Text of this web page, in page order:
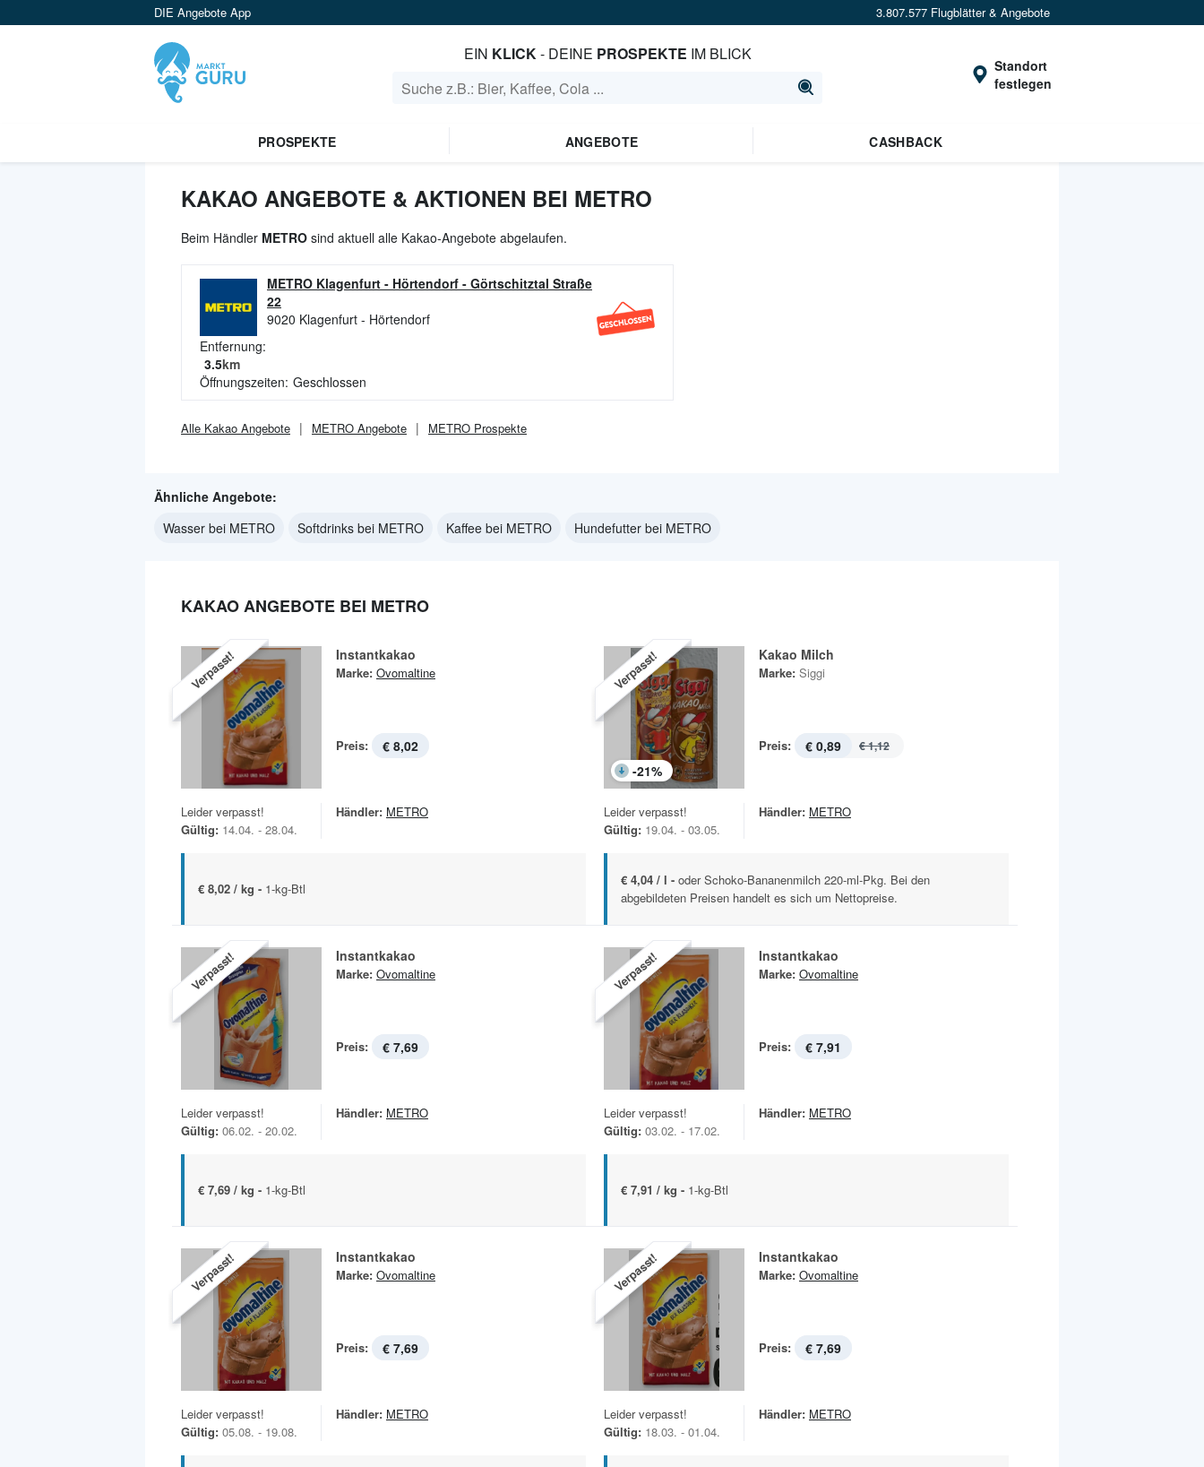
DIE Angebote App 3.807.577 Flugblätter & Angebote
EIN KLICK- DEINE PROSPEKTE IM BLICK
Standort
festlegen
PROSPEKTE ANGEBOTE CASHBACK
KAKAO ANGEBOTE & AKTIONEN BEI METRO
Beim Händler METRO sind aktuell alle Kakao-Angebote abgelaufen.
METRO Klagenfurt - Hörtendorf - Görtschitztal Straße
22
9020 Klagenfurt - Hörtendorf
Entfernung:
3.5km
Öffnungszeiten: Geschlossen
Alle Kakao Angebote METRO Angebote METRO Prospekte
Ähnliche Angebote:
Wasser bei METRO
Softdrinks bei METRO Kaffee bei METRO Hundefutter bei METRO
KAKAO ANGEBOTE BEI METRO
Verpasst! Instantkakao
Marke: Ovomaltine
Preis: € 8,02
Leider verpasst!
Gültig: 14.04. - 28.04.
Händler: METRO
€ 8,02 / kg - 1-kg-Btl
Verpasst!
-21%
Kakao Milch
Marke: Siggi
Preis: € 0,89 € 1,12
Leider verpasst!
Gültig: 19.04. - 03.05.
Händler: METRO
€ 4,04 / l - oder Schoko-Bananenmilch 220-ml-Pkg. Bei den
abgebildeten Preisen handelt es sich um Nettopreise.
Verpasst! Instantkakao
Marke: Ovomaltine
Preis: € 7,69
Leider verpasst!
Gültig: 06.02. - 20.02.
Händler: METRO
€ 7,69 / kg - 1-kg-Btl
Verpasst! Instantkakao
Marke: Ovomaltine
Preis: € 7,91
Leider verpasst!
Gültig: 03.02. - 17.02.
Händler: METRO
€ 7,91 / kg - 1-kg-Btl
Verpasst! Instantkakao
Marke: Ovomaltine
Preis: € 7,69
Leider verpasst!
Gültig: 05.08. - 19.08.
Händler: METRO
Verpasst! Instantkakao
Marke: Ovomaltine
Preis: € 7,69
Leider verpasst!
Gültig: 18.03. - 01.04.
Händler: METRO